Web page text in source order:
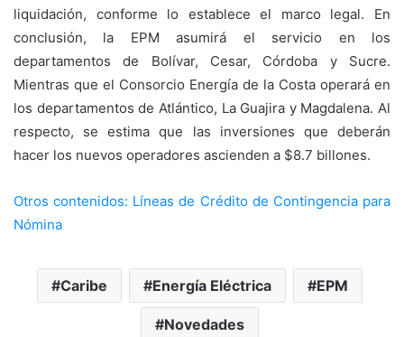
liquidación, conforme lo establece el marco legal. En
conclusión, la EPM asumirá el servicio en los
departamentos de Bolívar, Cesar, Córdoba y Sucre.
Mientras que el Consorcio Energía de la Costa operará en
los departamentos de Atlántico, La Guajira y Magdalena. Al
respecto, se estima que las inversiones que deberán
hacer los nuevos operadores ascienden a $8.7 billones.
Otros contenidos: Líneas de Crédito de Contingencia para
Nómina
Caribe Energía Eléctrica EPM
Novedades